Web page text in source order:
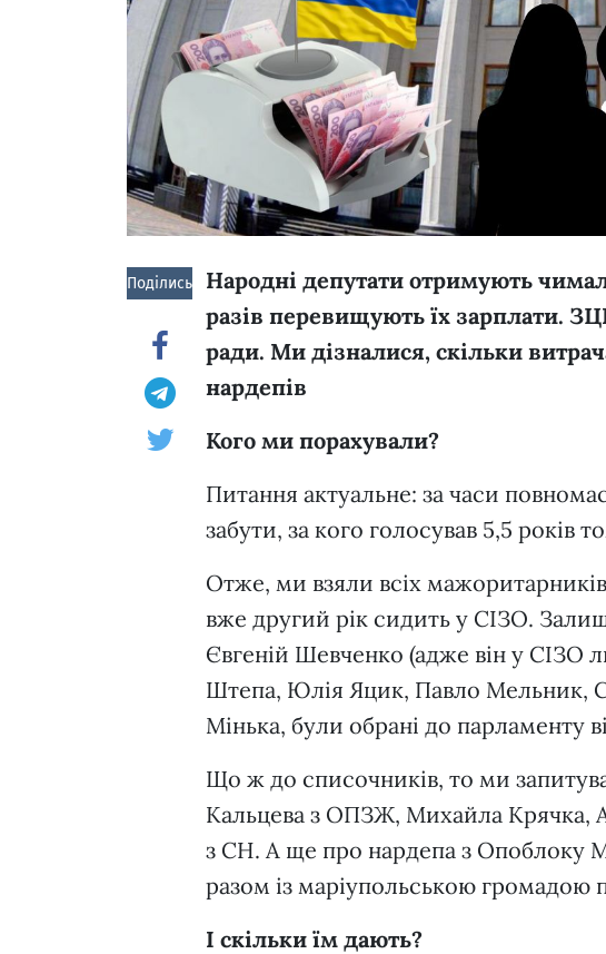
Поділись!
Народні депутати отримують
разів перевищують їх зарплати.
ради. Ми дізналися, скільки
нардепів
Кого ми порахували?
Питання актуальне: за часи
забути, за кого голосував 5,5 років
Отже, ми взяли всіх
вже другий рік сидить у СІЗО.
Євгеній Шевченко (адже він у СІЗО
Штепа, Юлія Яцик, Павло Мельник,
Мінька, були обрані до парламенту
Що ж до списочників, то ми
Кальцева з ОПЗЖ, Михайла Крячка,
з СН. А ще про нардепа з Опоблоку
разом із маріупольською громадою
І скільки їм дають?